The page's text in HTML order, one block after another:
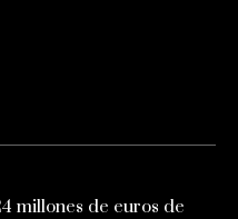
millones de euros de